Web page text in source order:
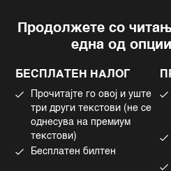
Продолжете со
една од
БЕСПЛАТЕН НАЛОГ
Прочитајте го овој и уште
три други текстови (не се
однесува на премиум
текстови)
Бесплатен билтен
Импресум
Политика на приватност
Употреба на вештачка
©2022 - 2026 Bloomberg L.P. All Rights
BLOOMBERG logo are registered